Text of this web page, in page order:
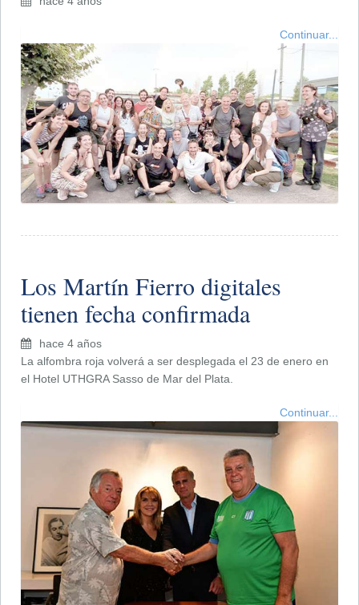
Continuar...
Los Martín Fierro digitales
tienen fecha confirmada
hace 4 años
La alfombra roja volverá a ser desplegada el 23 de enero en
el Hotel UTHGRA Sasso de Mar del Plata.
Continuar...